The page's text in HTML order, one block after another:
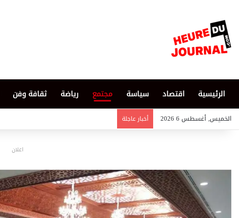
الرئيسية اقتصاد سياسة مجتمع رياضة ثقافة وفن
الخميس, أغسطس 6 2026 أخبار عاجلة
اعلان